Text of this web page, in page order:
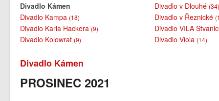
Divadlo Kámen
Divadlo Kampa(18)
Divadlo Karla Hackera(9)
Divadlo Kolowrat(9)
Divadlo v Dlouhé
Divadlo v Řeznické
Divadlo VILA
Divadlo Viola(14)
Divadlo Kámen
PROSINEC 2021